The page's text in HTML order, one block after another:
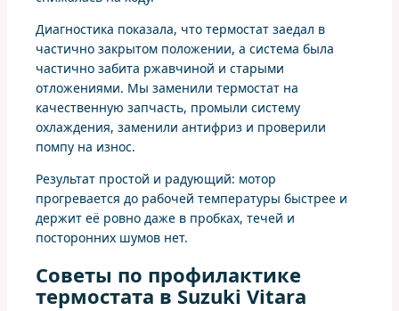
Диагностика показала, что термостат заедал в
частично закрытом положении, а система была
частично забита ржавчиной и старыми
отложениями. Мы заменили термостат на
качественную запчасть, промыли систему
охлаждения, заменили антифриз и проверили
помпу на износ.
Результат простой и радующий: мотор
прогревается до рабочей температуры быстрее и
держит её ровно даже в пробках, течей и
посторонних шумов нет.
Советы по профилактике
термостата в Suzuki Vitara